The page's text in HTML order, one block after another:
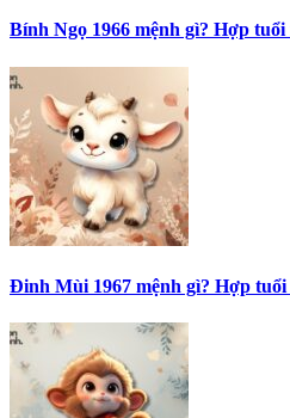
Bính Ngọ 1966 mệnh gì? Hợp
Đinh Mùi 1967 mệnh gì? Hợp tuổi